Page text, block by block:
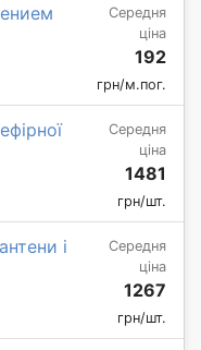
Середня
ціна
192
грн/м.пог.
Середня
ціна
1481
грн/шт.
і
Середня
ціна
1267
грн/шт.